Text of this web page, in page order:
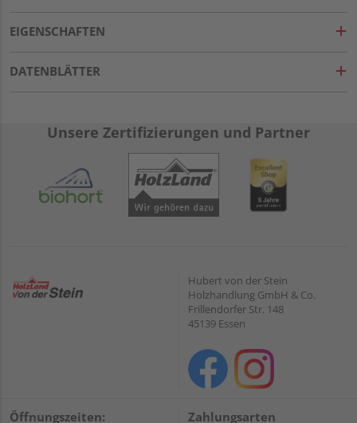
EIGENSCHAFTEN
DATENBLÄTTER
Unsere Zertifizierungen und Partner
Hubert von der Stein
Holzhandlung GmbH & Co.
Frillendorfer Str. 148
45139 Essen
Öffnungszeiten: Zahlungsarten